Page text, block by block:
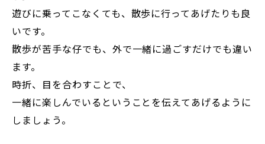
遊びに乗ってこなくても、散歩に行ってあげたりも良
いです。
散歩が苦手な仔でも、外で一緒に過ごすだけでも違い
ます。
時折、目を合わすことで、
一緒に楽しんでいるということを伝えてあげるように
しましょう。